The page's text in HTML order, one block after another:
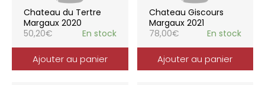
Chateau du Tertre
Margaux 2020
50,20€ En stock
Ajouter au panier
Chateau Giscours
Margaux 2021
78,00€ En stock
Ajouter au panier